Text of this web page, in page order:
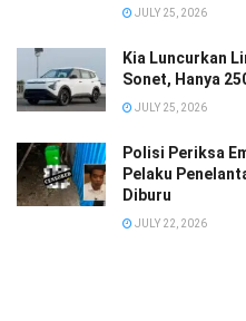
JULY 25, 2026
Kia Luncurkan
Sonet, Hanya
JULY 25, 2026
Polisi Periksa
Pelaku
Diburu
JULY 22, 2026